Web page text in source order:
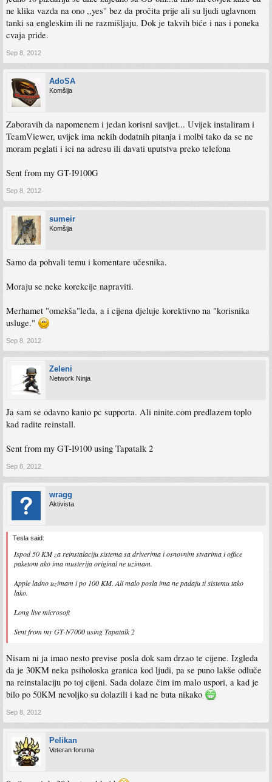
ne klika vazda na ono ,,yes'' bez da pročita prije ali su ljudi uglavnom
tanki sa engleskim ili ne razmišljaju. Dok je takvih biće i nas i poneka
cvaja pride.
Sep 8, 2012
AdoSA
Komšija
Zaboravih da napomenem i jedan korisni savijet... Uvijek instaliram i
TeamViewer, uvijek ima nekih dodatnih pitanja i molbi tako da se ne
moram peglati i ici na adresu ili davati uputstva preko telefona
Sent from my GT-I9100G
Sep 8, 2012
sumeir
Komšija
Samo da pohvali temu i komentare učesnika.
Moraju se neke korekcije napraviti.
Merhamet "omekša"leđa, a i cijena djeluje korektivno na "korisnika
usluge."
Sep 8, 2012
Zeleni
Network Ninja
Ja sam se odavno kanio pc supporta. Ali ninite.com predlazem toplo
kad radite reinstall.
Sent from my GT-I9100 using Tapatalk 2
Sep 8, 2012
wragg
Aktivista
Tesla said:
Ispod 50 KM za reinstalaciju sistema sa driverima i osnovnim stvarima i office
paketom ako ima musterija original ne uzimam.
Apple ladno uzimam i po 100 KM. Ali malo posla ima ne padaju ti sistemu tako
lako.
Long live microsoft
Sent from my GT-N7000 using Tapatalk 2
Nisam ni ja imao nesto previse posla dok sam drzao te cijene. Izgleda
da je 30KM neka psiholoska granica kod ljudi, pa se puno lakše odluče
na reinstalaciju po toj cijeni. Sada dolaze čim im malo uspori, a kad je
bilo po 50KM nevoljko su dolazili i kad ne buta nikako
Sep 8, 2012
Pelikan
Veteran foruma